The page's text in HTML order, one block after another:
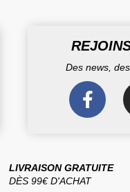
Des news,
LIVRAISON GRATUITE
DÈS 99€ D'ACHAT